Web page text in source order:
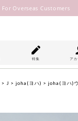
For Overseas Customers
特集 アカ
> J > joha(ヨハ) > joha(ヨハ)